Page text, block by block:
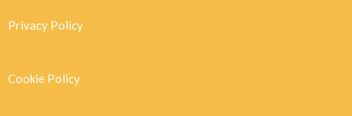
Privacy Policy
Cookie Policy